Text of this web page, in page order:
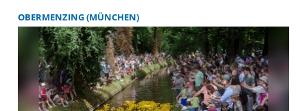
OBERMENZING (MÜNCHEN)